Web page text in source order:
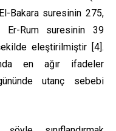
Bakara suresinin 275,
Rum suresinin 39
eleştirilmiştir [4].
en ağır ifadeler
utanç sebebi